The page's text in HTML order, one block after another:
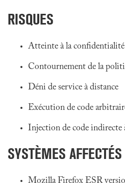
RISQUES
Atteinte à la confidentialité
Contournement de la
Déni de service à distance
Exécution de code
Injection de code indirecte
SYSTÈMES AFFECTÉS
Mozilla Firefox ESR